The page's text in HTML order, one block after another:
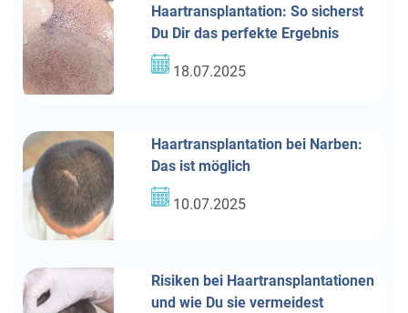
Haartransplantation: So sicherst
Du Dir das perfekte Ergebnis
18.07.2025
Haartransplantation bei Narben:
Das ist möglich
10.07.2025
Risiken bei Haartransplantationen
und wie Du sie vermeidest